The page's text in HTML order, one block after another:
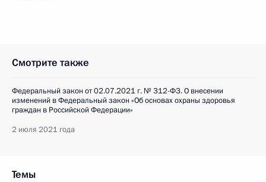
Смотрите также
Федеральный закон от 02.07.2021 г. № 312-ФЗ. О внесении
изменений в Федеральный закон «Об основах охраны здоровья
граждан в Российской Федерации»
2 июля 2021 года
Темы